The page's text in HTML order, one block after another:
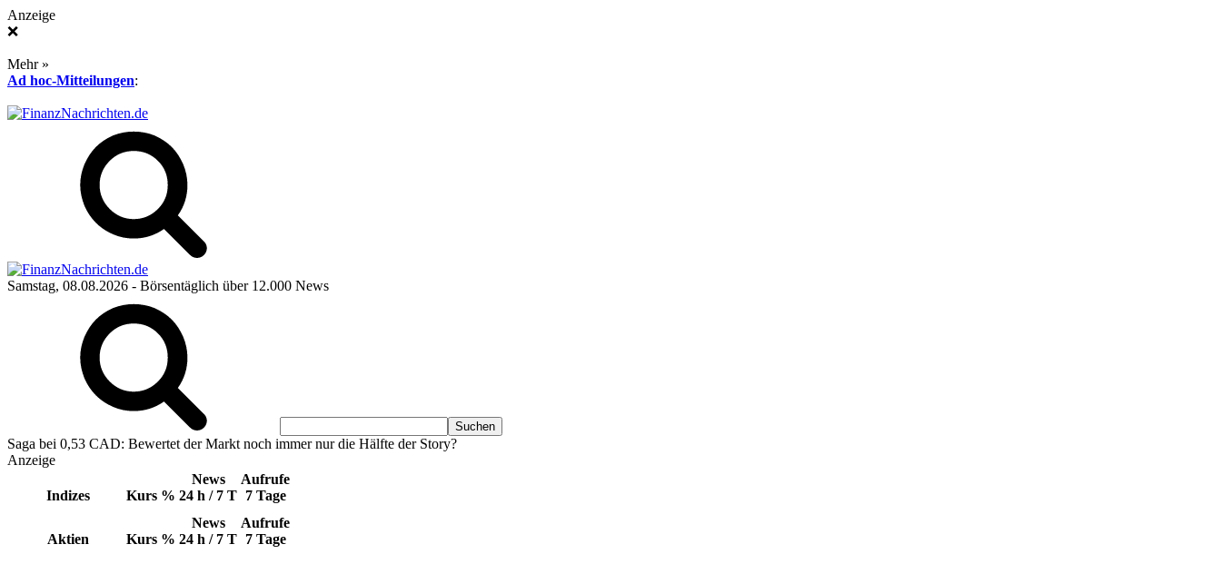
Anzeige
❌
Mehr »
Ad hoc-Mitteilungen:
Samstag, 08.08.2026 - Börsentäglich über 12.000 News
Saga bei 0,53 CAD: Bewertet der Markt noch immer nur die Hälfte der Story?
Anzeige
Indizes Kurs %
News
24 h / 7 T
Aufrufe
7 Tage
Aktien Kurs %
News
24 h / 7 T
Aufrufe
7 Tage